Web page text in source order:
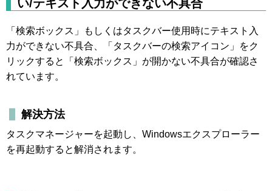
い/テキスト入力ができない不具合
「検索ボックス」もしくはタスクバー使用時にテキスト入
力ができない不具合、「タスクバーの検索アイコン」をク
リックすると「検索ボックス」が開かない不具合が確認さ
れています。
解決方法
タスクマネージャーを起動し、Windowsエクスプローラー
を再起動すると解消されます。